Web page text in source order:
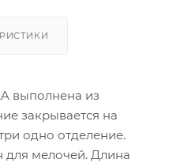
выполнена из
закрывается на
одно отделение.
для мелочей. Длина